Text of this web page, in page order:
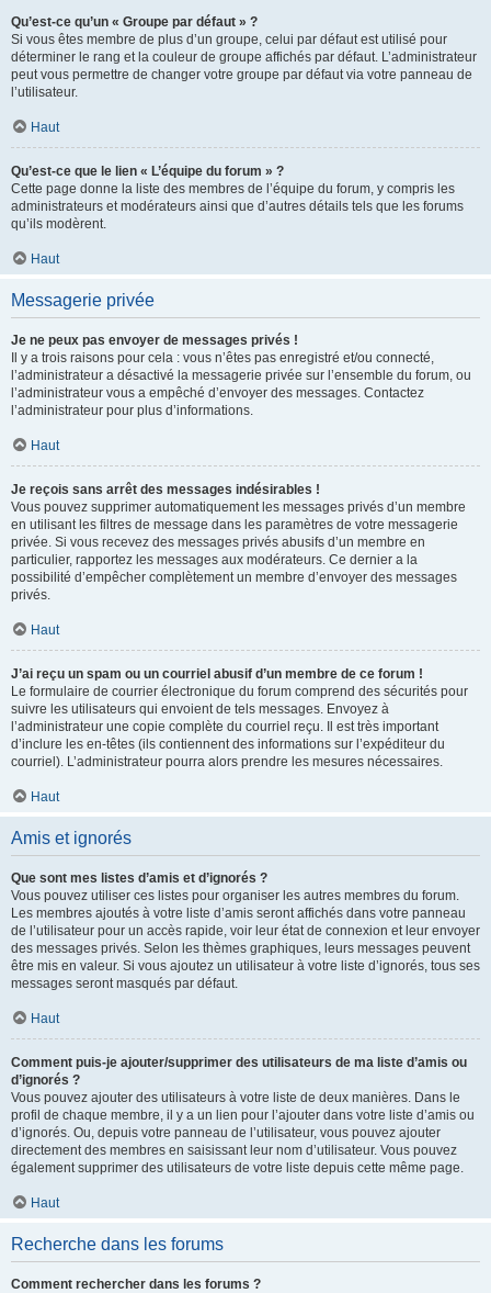
Qu’est-ce qu’un « Groupe par défaut » ?
Si vous êtes membre de plus d’un groupe, celui par défaut est utilisé pour
déterminer le rang et la couleur de groupe affichés par défaut. L’administrateur
peut vous permettre de changer votre groupe par défaut via votre panneau de
l’utilisateur.
Haut
Qu’est-ce que le lien « L’équipe du forum » ?
Cette page donne la liste des membres de l’équipe du forum, y compris les
administrateurs et modérateurs ainsi que d’autres détails tels que les forums
qu’ils modèrent.
Haut
Messagerie privée
Je ne peux pas envoyer de messages privés !
Il y a trois raisons pour cela : vous n’êtes pas enregistré et/ou connecté,
l’administrateur a désactivé la messagerie privée sur l’ensemble du forum, ou
l’administrateur vous a empêché d’envoyer des messages. Contactez
l’administrateur pour plus d’informations.
Haut
Je reçois sans arrêt des messages indésirables !
Vous pouvez supprimer automatiquement les messages privés d’un membre
en utilisant les filtres de message dans les paramètres de votre messagerie
privée. Si vous recevez des messages privés abusifs d’un membre en
particulier, rapportez les messages aux modérateurs. Ce dernier a la
possibilité d’empêcher complètement un membre d’envoyer des messages
privés.
Haut
J’ai reçu un spam ou un courriel abusif d’un membre de ce forum !
Le formulaire de courrier électronique du forum comprend des sécurités pour
suivre les utilisateurs qui envoient de tels messages. Envoyez à
l’administrateur une copie complète du courriel reçu. Il est très important
d’inclure les en-têtes (ils contiennent des informations sur l’expéditeur du
courriel). L’administrateur pourra alors prendre les mesures nécessaires.
Haut
Amis et ignorés
Que sont mes listes d’amis et d’ignorés ?
Vous pouvez utiliser ces listes pour organiser les autres membres du forum.
Les membres ajoutés à votre liste d’amis seront affichés dans votre panneau
de l’utilisateur pour un accès rapide, voir leur état de connexion et leur envoyer
des messages privés. Selon les thèmes graphiques, leurs messages peuvent
être mis en valeur. Si vous ajoutez un utilisateur à votre liste d’ignorés, tous ses
messages seront masqués par défaut.
Haut
Comment puis-je ajouter/supprimer des utilisateurs de ma liste d’amis ou
d’ignorés ?
Vous pouvez ajouter des utilisateurs à votre liste de deux manières. Dans le
profil de chaque membre, il y a un lien pour l’ajouter dans votre liste d’amis ou
d’ignorés. Ou, depuis votre panneau de l’utilisateur, vous pouvez ajouter
directement des membres en saisissant leur nom d’utilisateur. Vous pouvez
également supprimer des utilisateurs de votre liste depuis cette même page.
Haut
Recherche dans les forums
Comment rechercher dans les forums ?